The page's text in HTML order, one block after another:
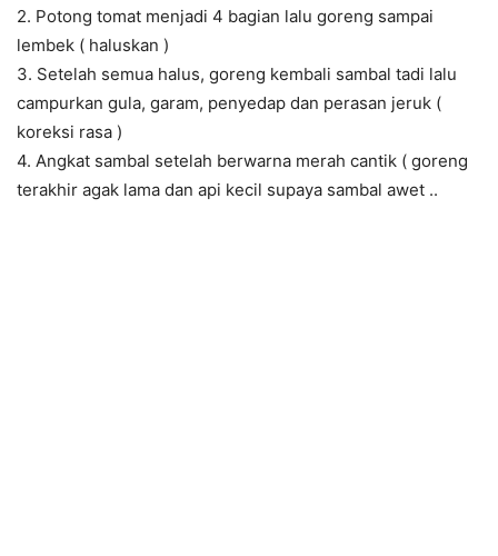
2. Potong tomat menjadi 4 bagian lalu goreng sampai
lembek ( haluskan )
3. Setelah semua halus, goreng kembali sambal tadi lalu
campurkan gula, garam, penyedap dan perasan jeruk (
koreksi rasa )
4. Angkat sambal setelah berwarna merah cantik ( goreng
terakhir agak lama dan api kecil supaya sambal awet ..